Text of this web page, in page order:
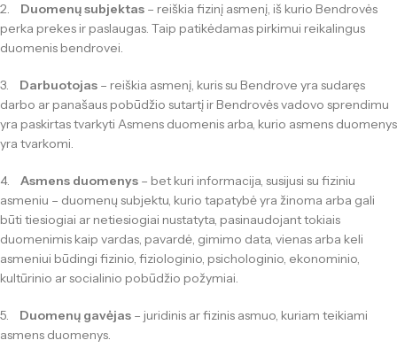
2. Duomenų subjektas – reiškia fizinį asmenį, iš kurio Bendrovės
perka prekes ir paslaugas. Taip patikėdamas pirkimui reikalingus
duomenis bendrovei.
3. Darbuotojas – reiškia asmenį, kuris su Bendrove yra sudaręs
darbo ar panašaus pobūdžio sutartį ir Bendrovės vadovo sprendimu
yra paskirtas tvarkyti Asmens duomenis arba, kurio asmens duomenys
yra tvarkomi.
4. Asmens duomenys – bet kuri informacija, susijusi su fiziniu
asmeniu – duomenų subjektu, kurio tapatybė yra žinoma arba gali
būti tiesiogiai ar netiesiogiai nustatyta, pasinaudojant tokiais
duomenimis kaip vardas, pavardė, gimimo data, vienas arba keli
asmeniui būdingi fizinio, fiziologinio, psichologinio, ekonominio,
kultūrinio ar socialinio pobūdžio požymiai.
5. Duomenų gavėjas – juridinis ar fizinis asmuo, kuriam teikiami
asmens duomenys.